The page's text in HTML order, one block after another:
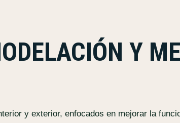
Y
y exterior, enfocados en mejorar la